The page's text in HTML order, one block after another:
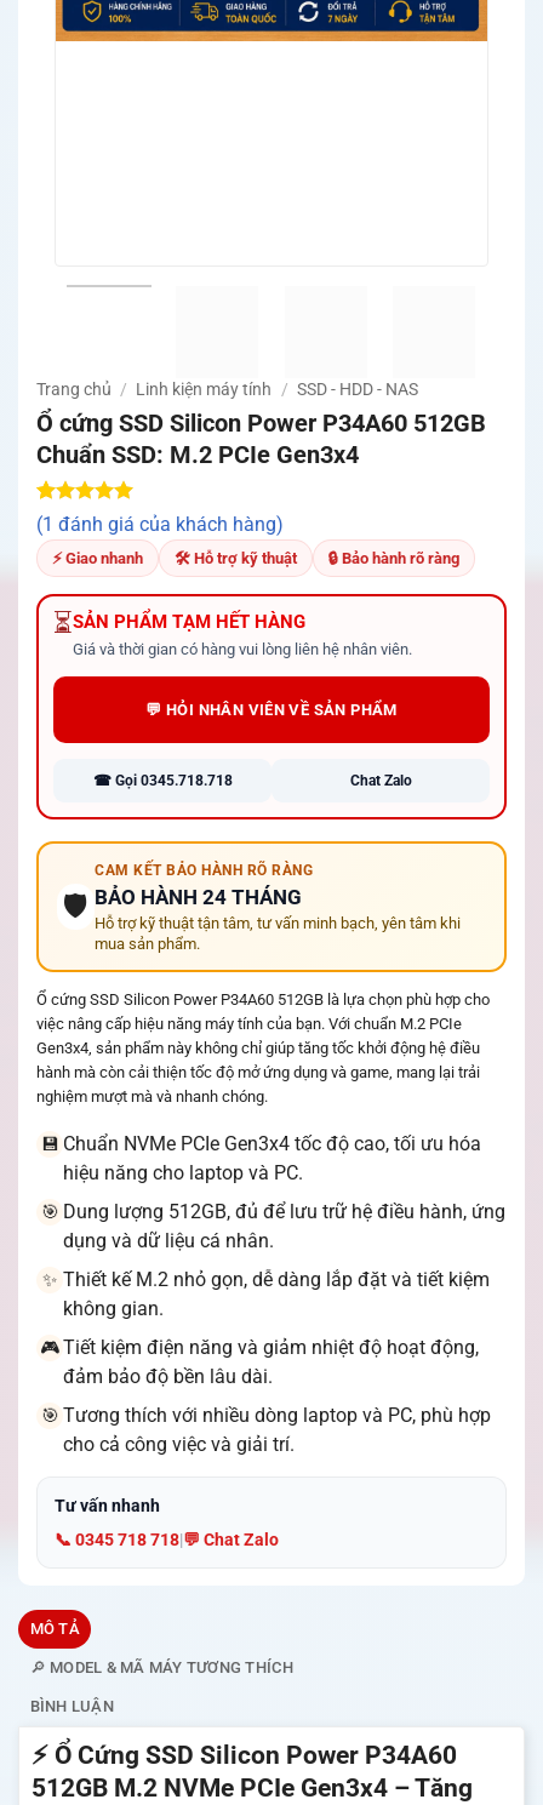
Trang chủ / Linh kiện máy tính / SSD - HDD - NAS
Ổ cứng SSD Silicon Power P34A60 512GB
Chuẩn SSD: M.2 PCIe Gen3x4
5.00trên 5
dựa trên
1
đánh giá
(1 đánh giá của khách hàng)
⚡ Giao nhanh 🛠 Hỗ trợ kỹ thuật 🔒 Bảo hành rõ ràng
⏳SẢN PHẨM TẠM HẾT HÀNG
Giá và thời gian có hàng vui lòng liên hệ nhân viên.
💬 HỎI NHÂN VIÊN VỀ SẢN PHẨM
☎ Gọi 0345.718.718 Chat Zalo
🛡️
CAM KẾT BẢO HÀNH RÕ RÀNG
BẢO HÀNH 24 THÁNG
Hỗ trợ kỹ thuật tận tâm, tư vấn minh bạch, yên tâm khi
mua sản phẩm.
Ổ cứng SSD Silicon Power P34A60 512GB là lựa chọn phù hợp cho
việc nâng cấp hiệu năng máy tính của bạn. Với chuẩn M.2 PCIe
Gen3x4, sản phẩm này không chỉ giúp tăng tốc khởi động hệ điều
hành mà còn cải thiện tốc độ mở ứng dụng và game, mang lại trải
nghiệm mượt mà và nhanh chóng.
💾 Chuẩn NVMe PCIe Gen3x4 tốc độ cao, tối ưu hóa
hiệu năng cho laptop và PC.
🎯 Dung lượng 512GB, đủ để lưu trữ hệ điều hành, ứng
dụng và dữ liệu cá nhân.
✨ Thiết kế M.2 nhỏ gọn, dễ dàng lắp đặt và tiết kiệm
không gian.
🎮Tiết kiệm điện năng và giảm nhiệt độ hoạt động,
đảm bảo độ bền lâu dài.
🎯 Tương thích với nhiều dòng laptop và PC, phù hợp
cho cả công việc và giải trí.
Tư vấn nhanh
📞 0345 718 718|💬 Chat Zalo
MÔ TẢ
🔎 MODEL & MÃ MÁY TƯƠNG THÍCH
BÌNH LUẬN
⚡ Ổ Cứng SSD Silicon Power P34A60
512GB M.2 NVMe PCIe Gen3x4 – Tăng